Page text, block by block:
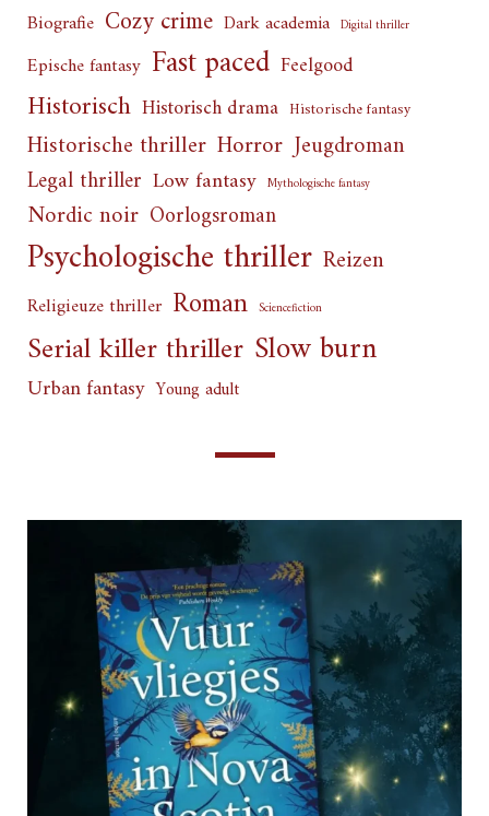
Biografie Cozy crime Dark academia Digital thriller
Epische fantasy Fast paced Feelgood
Historisch Historisch drama Historische fantasy
Historische thriller Horror Jeugdroman
Legal thriller Low fantasy Mythologische fantasy
Nordic noir Oorlogsroman
Psychologische thriller Reizen
Religieuze thriller Roman Sciencefiction
Serial killer thriller Slow burn
Urban fantasy Young adult